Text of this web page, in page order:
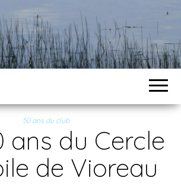
50 ans du club
ans du Cercle
de Vioreau